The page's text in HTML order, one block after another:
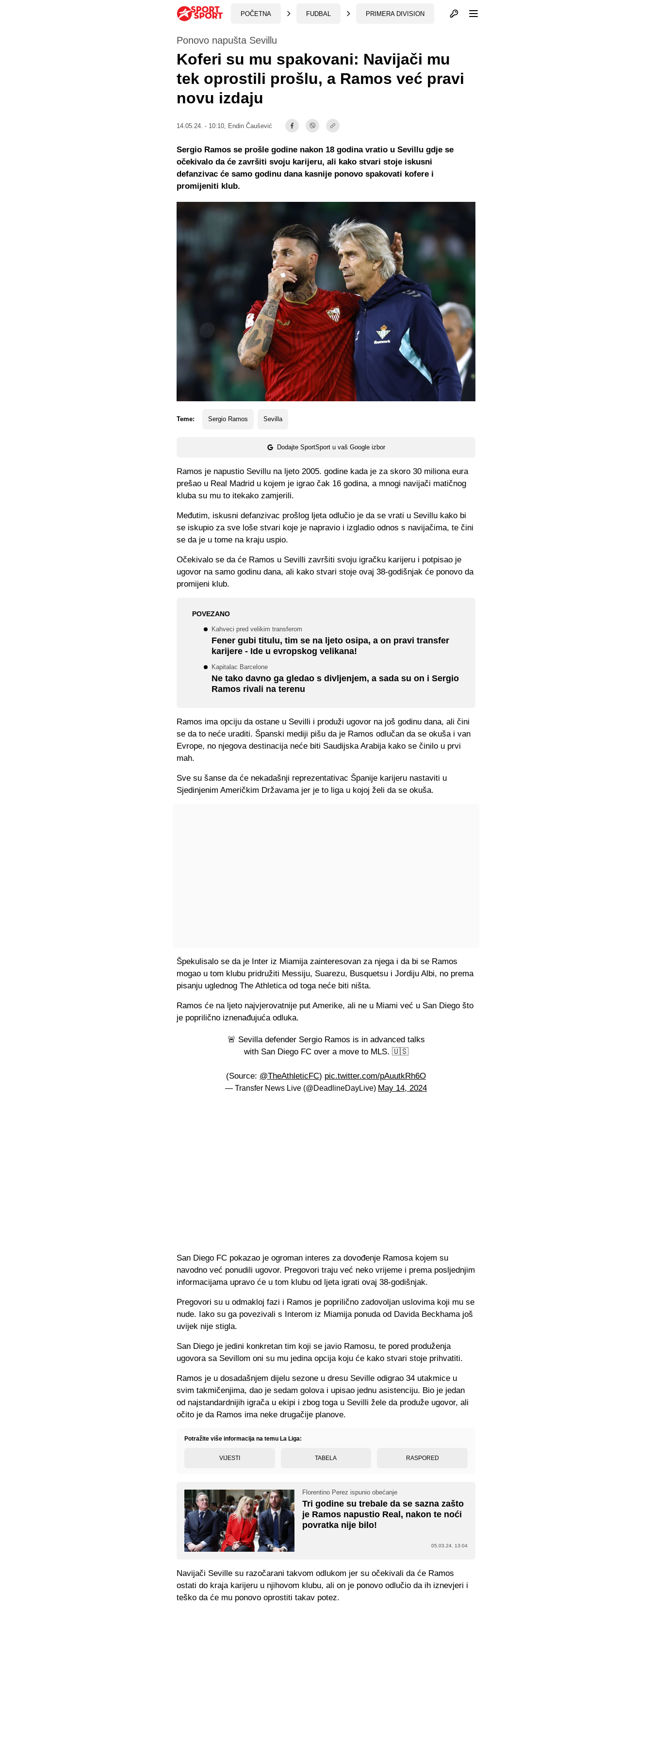
POČETNA FUDBAL PRIMERA DIVISION Otvori profil
Ponovo napušta Sevillu
Koferi su mu spakovani: Navijači mu
tek oprostili prošlu, a Ramos već pravi
novu izdaju
14.05.24. - 10:10, Endin Čaušević
Teme: Sergio Ramos Sevilla
Dodajte SportSport u vaš Google izbor
Sergio Ramos se prošle godine nakon 18 godina vratio u Sevillu gdje se
očekivalo da će završiti svoju karijeru, ali kako stvari stoje iskusni
defanzivac će samo godinu dana kasnije ponovo spakovati kofere i
promijeniti klub.
Ramos je napustio Sevillu na ljeto 2005. godine kada je za skoro 30 miliona eura
prešao u Real Madrid u kojem je igrao čak 16 godina, a mnogi navijači matičnog
kluba su mu to itekako zamjerili.
Međutim, iskusni defanzivac prošlog ljeta odlučio je da se vrati u Sevillu kako bi
se iskupio za sve loše stvari koje je napravio i izgladio odnos s navijačima, te čini
se da je u tome na kraju uspio.
Očekivalo se da će Ramos u Sevilli završiti svoju igračku karijeru i potpisao je
ugovor na samo godinu dana, ali kako stvari stoje ovaj 38-godišnjak će ponovo da
promijeni klub.
POVEZANO
Kahveci pred velikim transferom
Fener gubi titulu, tim se na ljeto osipa, a on pravi transfer
karijere - Ide u evropskog velikana!
Kapitalac Barcelone
Ne tako davno ga gledao s divljenjem, a sada su on i Sergio
Ramos rivali na terenu
Ramos ima opciju da ostane u Sevilli i produži ugovor na još godinu dana, ali čini
se da to neće uraditi. Španski mediji pišu da je Ramos odlučan da se okuša i van
Evrope, no njegova destinacija neće biti Saudijska Arabija kako se činilo u prvi
mah.
Sve su šanse da će nekadašnji reprezentativac Španije karijeru nastaviti u
Sjedinjenim Američkim Državama jer je to liga u kojoj želi da se okuša.
Špekulisalo se da je Inter iz Miamija zainteresovan za njega i da bi se Ramos
mogao u tom klubu pridružiti Messiju, Suarezu, Busquetsu i Jordiju Albi, no prema
pisanju uglednog The Athletica od toga neće biti ništa.
Ramos će na ljeto najvjerovatnije put Amerike, ali ne u Miami već u San Diego što
je poprilično iznenađujuća odluka.
🚨 Sevilla defender Sergio Ramos is in advanced talks
with San Diego FC over a move to MLS. 🇺🇸
(Source: @TheAthleticFC) pic.twitter.com/pAuutkRh6O
— Transfer News Live (@DeadlineDayLive) May 14, 2024
San Diego FC pokazao je ogroman interes za dovođenje Ramosa kojem su
navodno već ponudili ugovor. Pregovori traju već neko vrijeme i prema posljednjim
informacijama upravo će u tom klubu od ljeta igrati ovaj 38-godišnjak.
Pregovori su u odmakloj fazi i Ramos je poprilično zadovoljan uslovima koji mu se
nude. Iako su ga povezivali s Interom iz Miamija ponuda od Davida Beckhama još
uvijek nije stigla.
San Diego je jedini konkretan tim koji se javio Ramosu, te pored produženja
ugovora sa Sevillom oni su mu jedina opcija koju će kako stvari stoje prihvatiti.
Ramos je u dosadašnjem dijelu sezone u dresu Seville odigrao 34 utakmice u
svim takmičenjima, dao je sedam golova i upisao jednu asistenciju. Bio je jedan
od najstandardnijih igrača u ekipi i zbog toga u Sevilli žele da produže ugovor, ali
očito je da Ramos ima neke drugačije planove.
Potražite više informacija na temu La Liga:
VIJESTI TABELA RASPORED
Florentino Perez ispunio obećanje
Tri godine su trebale da se sazna zašto
je Ramos napustio Real, nakon te noći
povratka nije bilo!
05.03.24. 13:04
Navijači Seville su razočarani takvom odlukom jer su očekivali da će Ramos
ostati do kraja karijeru u njihovom klubu, ali on je ponovo odlučio da ih iznevjeri i
teško da će mu ponovo oprostiti takav potez.